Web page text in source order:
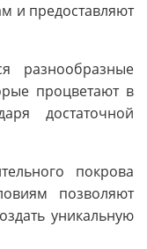
и предоставляют
разнообразные
процветают в
достаточной
покрова
позволяют
уникальную